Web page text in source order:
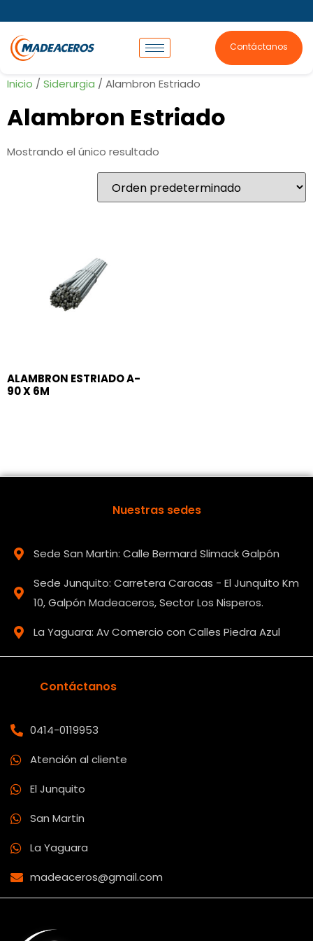
Contáctanos
Inicio / Siderurgia / Alambron Estriado
Alambron Estriado
Mostrando el único resultado
ALAMBRON ESTRIADO A-
90 X 6M
Contáctanos
0414-0119953
Atención al cliente
El Junquito
San Martin
La Yaguara
madeaceros@gmail.com
Nuestras sedes
Sede San Martin: Calle Bermard Slimack Galpón
Sede Junquito: Carretera Caracas - El Junquito Km
10, Galpón Madeaceros, Sector Los Nisperos.
La Yaguara: Av Comercio con Calles Piedra Azul